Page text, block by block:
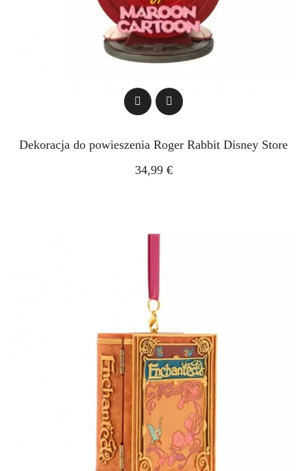
Dekoracja do powieszenia Roger Rabbit Disney Store
34,99 €